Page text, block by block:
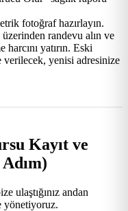
fotoğraf hazırlayın.
randevu alın ve
yatırın. Eski
yenisi adresinize
Kayıt ve
ulaştığınız andan
yönetiyoruz.